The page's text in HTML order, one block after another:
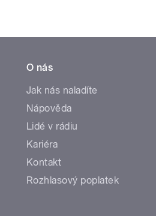
O nás
Jak nás naladíte
Nápověda
Lidé v rádiu
Kariéra
Kontakt
Rozhlasový poplatek